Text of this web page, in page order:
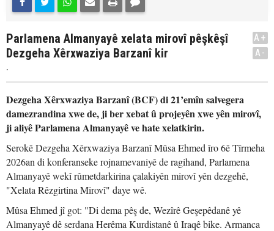
Parlamena Almanyayê xelata mirovî pêşkêşî
Dezgeha Xêrxwaziya Barzanî kir
.
A+
A-
Dezgeha Xêrxwaziya Barzanî (BCF) di 21’emîn salvegera
damezrandina xwe de, ji ber xebat û projeyên xwe yên mirovî,
ji aliyê Parlamena Almanyayê ve hate xelatkirin.
Serokê Dezgeha Xêrxwaziya Barzanî Mûsa Ehmed îro 6ê Tîrmeha
2026an di konferanseke rojnamevaniyê de ragihand, Parlamena
Almanyayê wekî rûmetdarkirina çalakiyên mirovî yên dezgehê,
"Xelata Rêzgirtina Mirovî" daye wê.
Mûsa Ehmed jî got: "Di dema pêş de, Wezîrê Geşepêdanê yê
Almanyayê dê serdana Herêma Kurdistanê û Iraqê bike. Armanca